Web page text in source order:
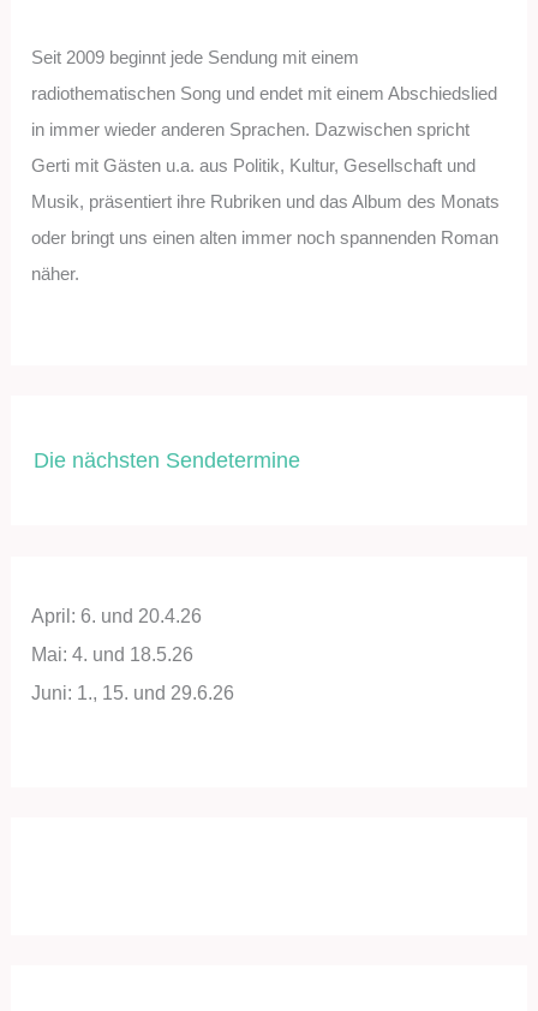
Seit 2009 beginnt jede Sendung mit einem
radiothematischen Song und endet mit einem Abschiedslied
in immer wieder anderen Sprachen. Dazwischen spricht
Gerti mit Gästen u.a. aus Politik, Kultur, Gesellschaft und
Musik, präsentiert ihre Rubriken und das Album des Monats
oder bringt uns einen alten immer noch spannenden Roman
näher.
Die nächsten Sendetermine
April: 6. und 20.4.26
Mai: 4. und 18.5.26
Juni: 1., 15. und 29.6.26